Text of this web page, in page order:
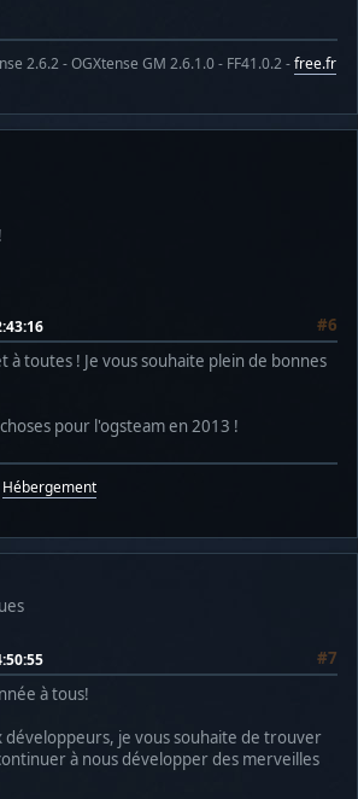
2.6.2 - OGXtense GM 2.6.1.0 - FF41.0.2 -free.fr
#6
à toutes ! Je vous souhaite plein de bonnes
pour l'ogsteam en 2013 !
Hébergement
#7
à tous!
développeurs, je vous souhaite de trouver
à nous développer des merveilles